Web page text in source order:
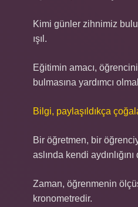
Kimi günler zihnimiz
ışıl.
Eğitimin amacı,
bulmasına yardımcı
Bilgi, paylaşıldıkça
Bir öğretmen, bir
aslında kendi
Zaman, öğrenmenin
kronometredir.